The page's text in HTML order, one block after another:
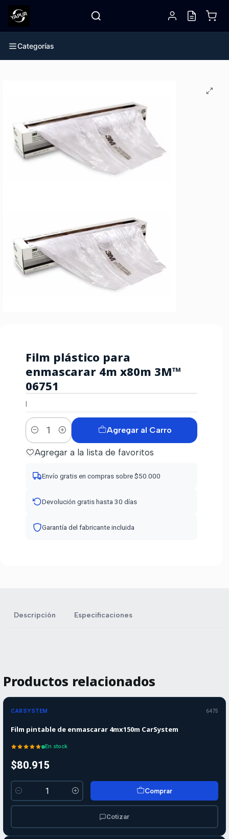
Categorías
|
Film plástico para
enmascarar 4m x80m 3M™
06751
Cantidad
Agregar al Carro
Agregar a la lista de favoritos
Envío gratis en compras sobre $50.000
Devolución gratis hasta 30 días
Garantía del fabricante incluida
Descripción Especificaciones
Productos relacionados
CARSYSTEM 6475
Film pintable de enmascarar 4mx150m CarSystem
En stock
$80.915
Cantidad
Comprar
Cotizar